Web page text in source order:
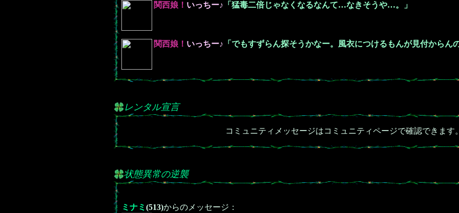
関西娘！ いっちー♪ 「猛毒二倍じゃなくなるなんて…なきそうや…。」
関西娘！ いっちー♪ 「でもすずらん探そうかなー。風衣につけるもんが見付からん
レンタル宣言
コミュニティメッセージはコミュニティページで確認できます
状態異常の逆襲
ミナミ (513)からのメッセージ：